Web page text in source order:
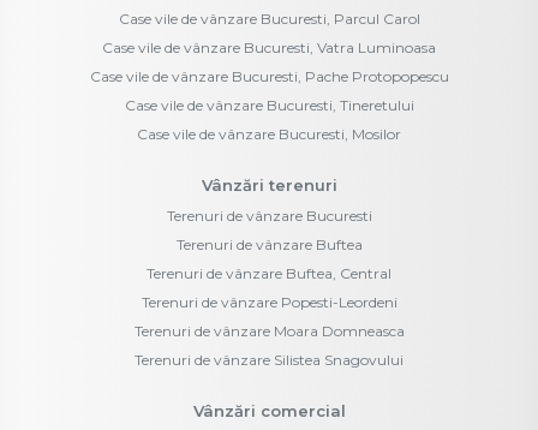
Case vile de vânzare Bucuresti, Parcul Carol
Case vile de vânzare Bucuresti, Vatra Luminoasa
Case vile de vânzare Bucuresti, Pache Protopopescu
Case vile de vânzare Bucuresti, Tineretului
Case vile de vânzare Bucuresti, Mosilor
Vânzări terenuri
Terenuri de vânzare Bucuresti
Terenuri de vânzare Buftea
Terenuri de vânzare Buftea, Central
Terenuri de vânzare Popesti-Leordeni
Terenuri de vânzare Moara Domneasca
Terenuri de vânzare Silistea Snagovului
Vânzări comercial